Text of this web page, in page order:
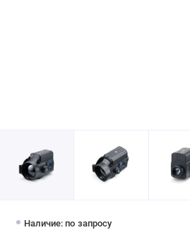
Наличие: по запросу